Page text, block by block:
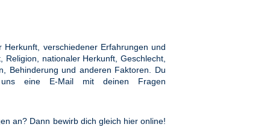
verschiedener Erfahrungen und
nationaler Herkunft, Geschlecht,
Behinderung und anderen Faktoren. Du
eine E-Mail mit deinen Fragen
an? Dann bewirb dich gleich hier online!